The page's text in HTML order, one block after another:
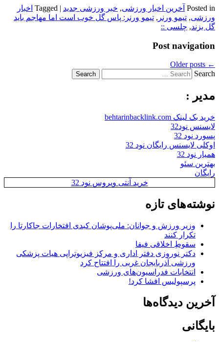
Posted in آخرین اخبار ورزشی, خبر ورزشی جدید |
Tagged اخبار
ورزشی, تیمو ورنر , تیمو ورنر: پاس گل خوب است اما مهاجم باید
گل بزند, چلسی ::
Post navigation
←
Search
مدیر :
خرید بک لینک behtarinbacklink.com
لایسنس نود32
پسورد نود 32
اوکلی لایسنس رایگان نود 32
همیار نود 32
بهترین سئو
رایگان
خرید آنتی ویروس نود 32
نوشته‌های تازه
وزیر ورزش و جوانان: ملی‌پوشان کبدی افتخارات جاکارتا را
تکرار کنند
سقوطِ اخلاقی فیفا
دکتر نوروزی دفتر اداری و مرکز فیزیوتراپی هیات پزشکی
ورزشی آذربایجان غربی را افتتاح کرد
انتخابات فدراسیون‌های ورزشی
پرسپولیس افشا کرد!
آخرین دیدگاه‌ها
بایگانی